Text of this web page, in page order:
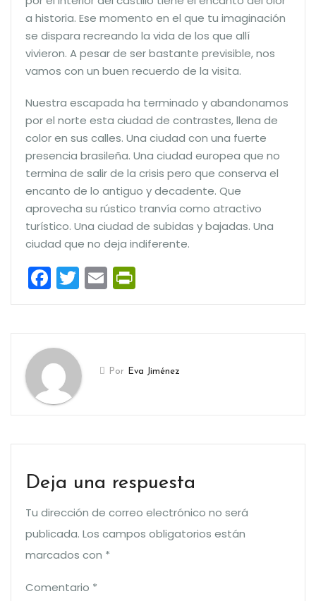
a historia. Ese momento en el que tu imaginación
se dispara recreando la vida de los que allí
vivieron. A pesar de ser bastante previsible, nos
vamos con un buen recuerdo de la visita.
Nuestra escapada ha terminado y abandonamos
por el norte esta ciudad de contrastes, llena de
color en sus calles. Una ciudad con una fuerte
presencia brasileña. Una ciudad europea que no
termina de salir de la crisis pero que conserva el
encanto de lo antiguo y decadente. Que
aprovecha su rústico tranvía como atractivo
turístico. Una ciudad de subidas y bajadas. Una
ciudad que no deja indiferente.
Facebook
Twitter
Email
Por Eva Jiménez
Deja una respuesta
Tu dirección de correo electrónico no será
publicada. Los campos obligatorios están
marcados con *
Comentario *